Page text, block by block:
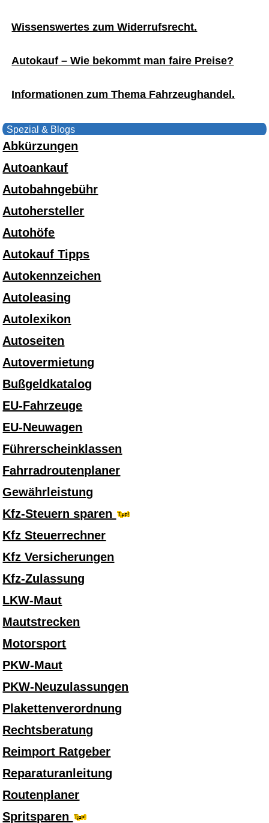
Wissenswertes zum Widerrufsrecht.
Autokauf – Wie bekommt man faire Preise?
Informationen zum Thema Fahrzeughandel.
Spezial & Blogs
Abkürzungen
Autoankauf
Autobahngebühr
Autohersteller
Autohöfe
Autokauf Tipps
Autokennzeichen
Autoleasing
Autolexikon
Autoseiten
Autovermietung
Bußgeldkatalog
EU-Fahrzeuge
EU-Neuwagen
Führerscheinklassen
Fahrradroutenplaner
Gewährleistung
Kfz-Steuern sparen
Kfz Steuerrechner
Kfz Versicherungen
Kfz-Zulassung
LKW-Maut
Mautstrecken
Motorsport
PKW-Maut
PKW-Neuzulassungen
Plakettenverordnung
Rechtsberatung
Reimport Ratgeber
Reparaturanleitung
Routenplaner
Spritsparen